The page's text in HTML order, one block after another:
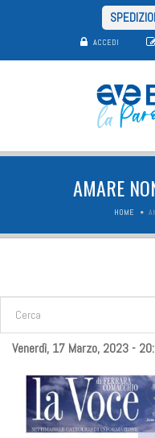
ACCEDI
AMARE
HOME
FORM DI RICERCA
Venerdì, 17 Marzo, 2023 -